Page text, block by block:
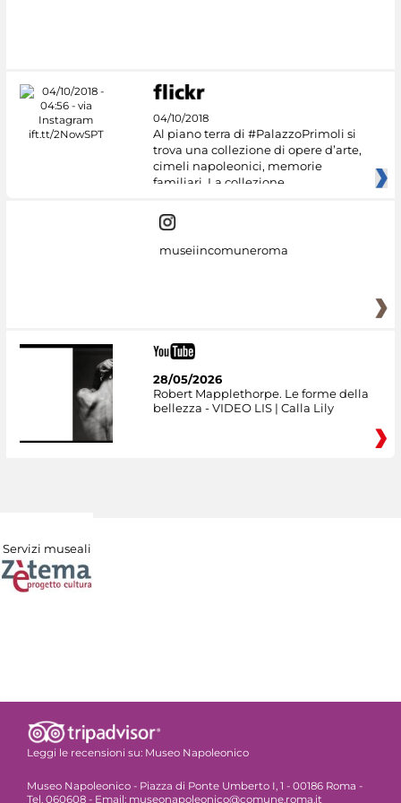
04/10/2018
Al piano terra di #PalazzoPrimoli si
trova una collezione di opere d’arte,
cimeli napoleonici, memorie
familiari. La collezione
museiincomuneroma
28/05/2026
Robert Mapplethorpe. Le forme della
bellezza - VIDEO LIS | Calla Lily
Servizi museali
Leggi le recensioni su: Museo Napoleonico
Museo Napoleonico - Piazza di Ponte Umberto I, 1 - 00186 Roma -
Tel. 060608 - Email: museonapoleonico@comune.roma.it